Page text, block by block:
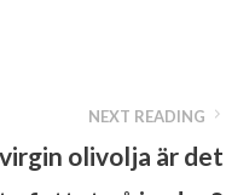
NEXT READING
olivolja är det